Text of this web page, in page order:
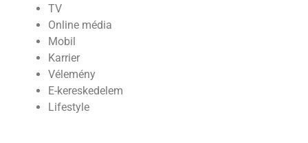
TV
Online média
Mobil
Karrier
Vélemény
E-kereskedelem
Lifestyle